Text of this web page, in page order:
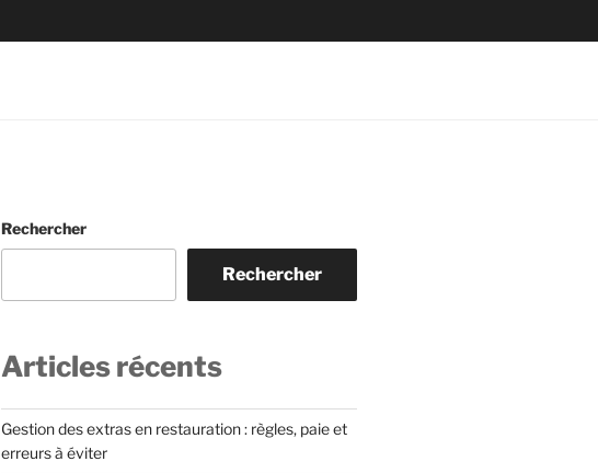
Rechercher
Rechercher
Articles récents
Gestion des extras en restauration : règles, paie et
erreurs à éviter